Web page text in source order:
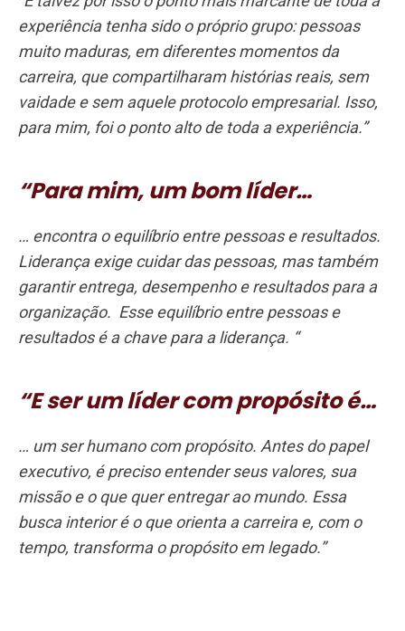
experiência tenha sido o próprio grupo: pessoas
muito maduras, em diferentes momentos da
carreira, que compartilharam histórias reais, sem
vaidade e sem aquele protocolo empresarial. Isso,
para mim, foi o ponto alto de toda a experiência.”
“Para mim, um bom líder…
… encontra o equilíbrio entre pessoas e resultados.
Liderança exige cuidar das pessoas, mas também
garantir entrega, desempenho e resultados para a
organização. Esse equilíbrio entre pessoas e
resultados é a chave para a liderança. “
“E ser um líder com propósito é…
… um ser humano com propósito. Antes do papel
executivo, é preciso entender seus valores, sua
missão e o que quer entregar ao mundo. Essa
busca interior é o que orienta a carreira e, com o
tempo, transforma o propósito em legado.”